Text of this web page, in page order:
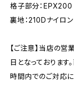
格子部分：EPX200
裏地：210Dナイロン
【ご注意】当店の
日となっております
時間内でのご対応に